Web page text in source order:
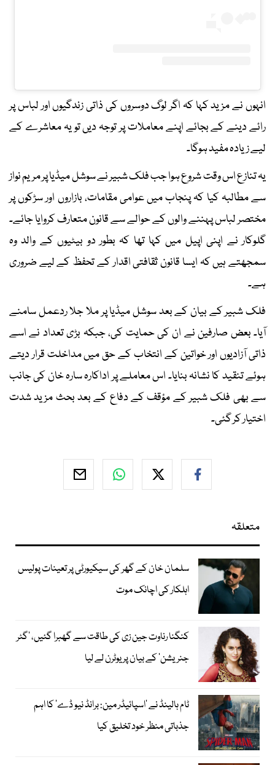
انہوں نے مزید کہا کہ اگر لوگ دوسروں کی ذاتی زندگیوں اور لباس پر
رائے دینے کے بجائے اپنے معاملات پر توجہ دیں تو یہ معاشرے کے
لیے زیادہ مفید ہوگا۔
یہ تنازع اس وقت شروع ہوا جب فلک شبیر نے سوشل میڈیا پر مریم نواز
سے مطالبہ کیا کہ پنجاب میں عوامی مقامات، بازاروں اور سڑکوں پر
مختصر لباس پہننے والوں کے حوالے سے قانون متعارف کروایا جائے۔
گلوکار نے اپنی اپیل میں کہا تھا کہ بطور دو بیٹیوں کے والد وہ
سمجھتے ہیں کہ ایسا قانون ثقافتی اقدار کے تحفظ کے لیے ضروری
ہے۔
فلک شبیر کے بیان کے بعد سوشل میڈیا پر ملا جلا ردعمل سامنے
آیا۔ بعض صارفین نے ان کی حمایت کی، جبکہ بڑی تعداد نے اسے
ذاتی آزادیوں اور خواتین کے انتخاب کے حق میں مداخلت قرار دیتے
ہوئے تنقید کا نشانہ بنایا۔ اس معاملے پر اداکارہ سارہ خان کی جانب
سے بھی فلک شبیر کے مؤقف کے دفاع کے بعد بحث مزید شدت
اختیار کر گئی۔
متعلقہ
سلمان خان کے گھر کی سیکیورٹی پر تعینات پولیس
اہلکار کی اچانک موت
کنگنا رناوت جین زی کی طاقت سے گھبرا گئیں، ’گٹر
جنریشن‘ کے بیان پر یوٹرن لے لیا
ٹام ہالینڈ نے ’اسپائیڈر مین: برانڈ نیو ڈے‘ کا اہم
جذباتی منظر خود تخلیق کیا